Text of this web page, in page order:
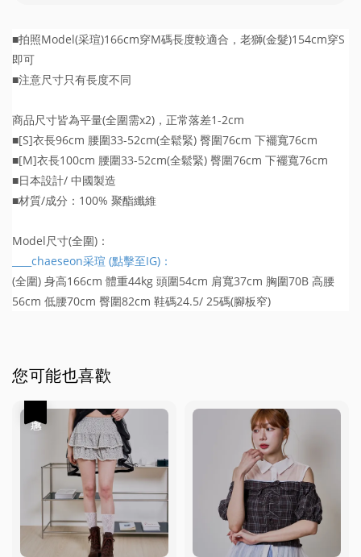
■拍照Model(采瑄)166cm穿M碼長度較適合，老獅(金髮)154cm穿S
即可
■注意尺寸只有長度不同
商品尺寸皆為平量(全圍需x2)，正常落差1-2cm
■[S]衣長96cm 腰圍33-52cm(全鬆緊) 臀圍76cm 下襬寬76cm
■[M]衣長100cm 腰圍33-52cm(全鬆緊) 臀圍76cm 下襬寬76cm
■日本設計/ 中國製造
■材質/成分：100% 聚酯纖維
Model尺寸(全圍)：
____chaeseon采瑄 (點擊至IG)：
(全圍) 身高166cm 體重44kg 頭圍54cm 肩寬37cm 胸圍70B 高腰
56cm 低腰70cm 臀圍82cm 鞋碼24.5/ 25碼(腳板窄)
您可能也喜歡